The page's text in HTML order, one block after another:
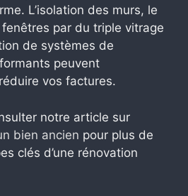
L’isolation des murs, le
par du triple vitrage
de systèmes de
peuvent
vos factures.
notre article sur
bien ancien pour plus de
clés d’une rénovation